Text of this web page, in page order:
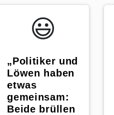
😃️
„Politiker und
Löwen haben
etwas
gemeinsam:
Beide brüllen